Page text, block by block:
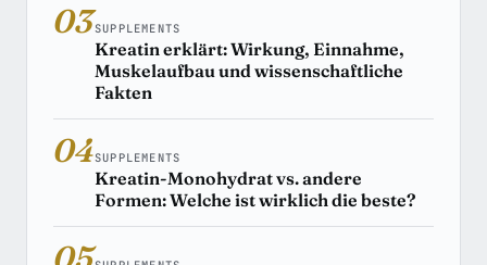
03SUPPLEMENTS
Kreatin erklärt: Wirkung, Einnahme,
Muskelaufbau und wissenschaftliche
Fakten
04SUPPLEMENTS
Kreatin-Monohydrat vs. andere
Formen: Welche ist wirklich die beste?